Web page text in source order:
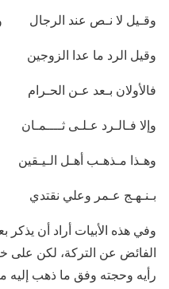
وقـيل لا نـص عند الرجال
وقيل الرد ما عدا الزوجين
فالأولان بـعد عـن الحـرام
وإلا فـالـرد عـلـى ثــــمـان
وهـذا مـذهـب أهـل
بـنـهـج عـمر وعلي نقتدي
وفي هذه الأبيات أراد أن يذكر
الفائض عن التركة، لكن
رأيه وحجته وفق ما ذهب إليه